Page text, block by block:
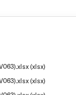
(xlsx)
(xlsx)